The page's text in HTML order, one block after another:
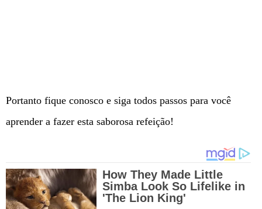
Portanto fique conosco e siga todos passos para você
aprender a fazer esta saborosa refeição!